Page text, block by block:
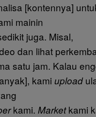
[kontennya]
mainin
juga. Misal,
dan lihat
satu jam. Kalau
kami upload
kami. Marketkami